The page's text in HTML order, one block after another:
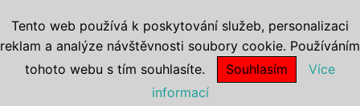
Tento web používá k poskytování služeb, personalizaci
reklam a analýze návštěvnosti soubory cookie. Používáním
tohoto webu s tím souhlasíte.
Souhlasím
Více
informací